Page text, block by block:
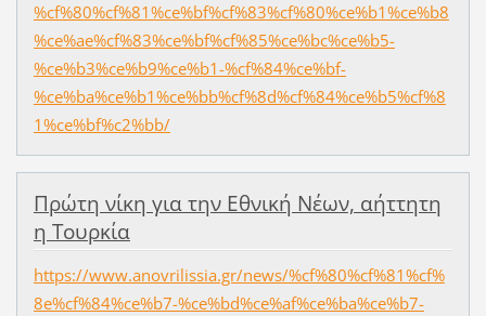
%cf%80%cf%81%ce%bf%cf%83%cf%80%ce%b1%ce%b8
%ce%ae%cf%83%ce%bf%cf%85%ce%bc%ce%b5-
%ce%b3%ce%b9%ce%b1-%cf%84%ce%bf-
%ce%ba%ce%b1%ce%bb%cf%8d%cf%84%ce%b5%cf%8
1%ce%bf%c2%bb/
Πρώτη νίκη για την Εθνική Νέων, αήττητη
η Τουρκία
https://www.anovrilissia.gr/news/%cf%80%cf%81%cf%
8e%cf%84%ce%b7-%ce%bd%ce%af%ce%ba%ce%b7-